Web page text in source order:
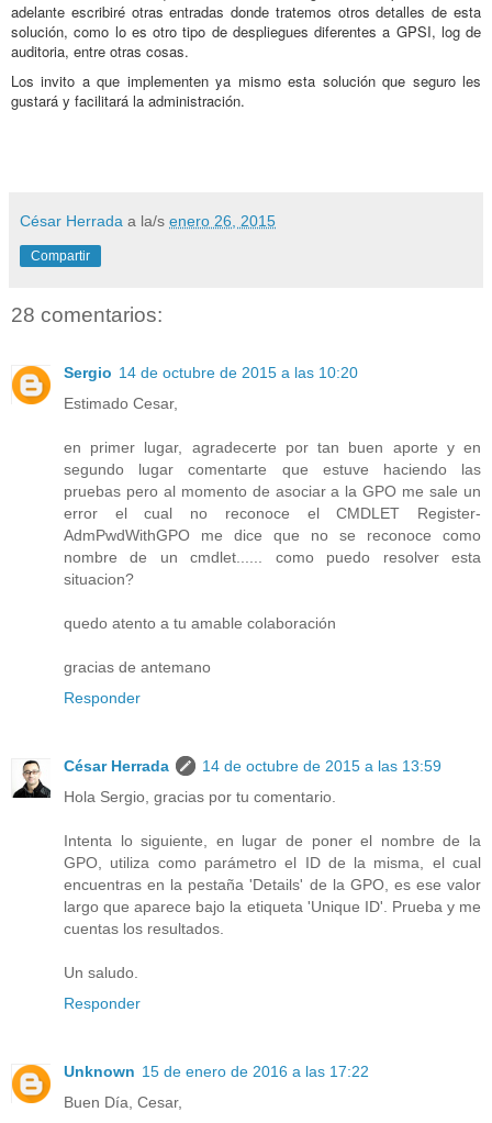
adelante escribiré otras entradas donde tratemos otros detalles de esta
solución, como lo es otro tipo de despliegues diferentes a GPSI, log de
auditoria, entre otras cosas.
Los invito a que implementen ya mismo esta solución que seguro les
gustará y facilitará la administración.
César Herrada a la/s enero 26, 2015
Compartir
28 comentarios:
Sergio 14 de octubre de 2015 a las 10:20
Estimado Cesar,
en primer lugar, agradecerte por tan buen aporte y en
segundo lugar comentarte que estuve haciendo las
pruebas pero al momento de asociar a la GPO me sale un
error el cual no reconoce el CMDLET Register-
AdmPwdWithGPO me dice que no se reconoce como
nombre de un cmdlet...... como puedo resolver esta
situacion?
quedo atento a tu amable colaboración
gracias de antemano
Responder
César Herrada
14 de octubre de 2015 a las 13:59
Hola Sergio, gracias por tu comentario.
Intenta lo siguiente, en lugar de poner el nombre de la
GPO, utiliza como parámetro el ID de la misma, el cual
encuentras en la pestaña 'Details' de la GPO, es ese valor
largo que aparece bajo la etiqueta 'Unique ID'. Prueba y me
cuentas los resultados.
Un saludo.
Responder
Unknown 15 de enero de 2016 a las 17:22
Buen Día, Cesar,